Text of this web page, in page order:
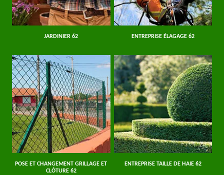
JARDINIER 62 ENTREPRISE ÉLAGAGE 62
POSE ET CHANGEMENT GRILLAGE ET
CLÔTURE 62
ENTREPRISE TAILLE DE HAIE 62